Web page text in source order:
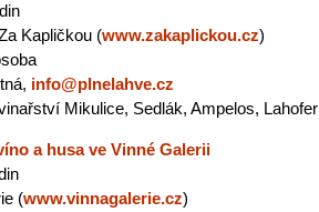
Kapličkou (www.zakaplickou.cz)
info@plnelahve.cz
Mikulice, Sedlák, Ampelos, Lahofer
a husa ve Vinné Galerii
(www.vinnagalerie.cz)